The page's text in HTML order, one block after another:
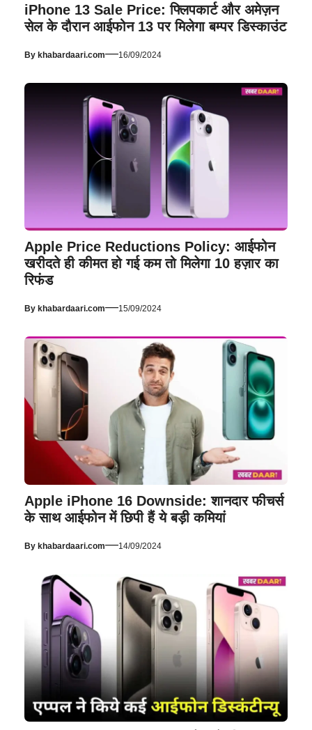
iPhone 13 Sale Price: फ्लिपकार्ट और अमेज़न
सेल के दौरान आईफोन 13 पर मिलेगा बम्पर डिस्काउंट
By khabardaari.com—16/09/2024
Apple Price Reductions Policy: आईफोन
खरीदते ही कीमत हो गई कम तो मिलेगा 10 हज़ार का
रिफंड
By khabardaari.com—15/09/2024
Apple iPhone 16 Downside: शानदार फीचर्स
के साथ आईफोन में छिपी हैं ये बड़ी कमियां
By khabardaari.com—14/09/2024